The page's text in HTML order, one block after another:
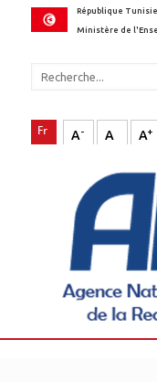
République
Ministère de
A- A A+